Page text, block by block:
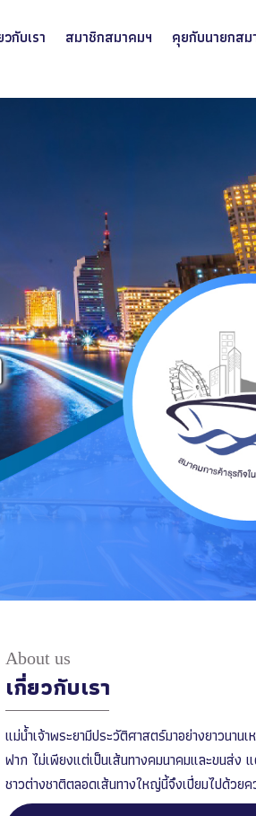
วกับเรา สมาชิกสมาคมฯ คุยกับนายกสม
About us
เกี่ยวกับเรา
แม่น้ำเจ้าพระยามีประวัติศาสตร์มาอย่างยาวนา
ฟาก ไม่เพียงแต่เป็นเส้นทางคมนาคมและขนส่ง
ชาวต่างชาติตลอดเส้นทางใหญ่นี้จึงเปี่ยมไปด้ว